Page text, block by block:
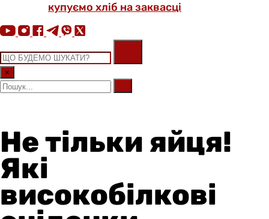
купуємо хліб на заквасці
×
Не тільки яйця!
Які
високобілкові